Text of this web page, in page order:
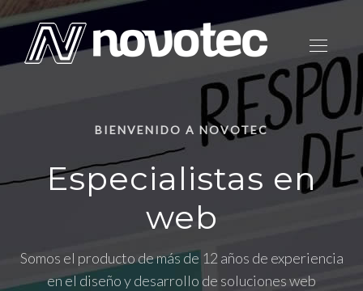
BIENVENIDO A NOVOTEC
Especialistas en
web
Somos el producto de más de 12 años de experiencia
en el diseño y desarrollo de soluciones web